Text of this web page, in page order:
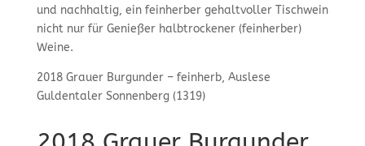
und nachhaltig, ein feinherber gehaltvoller Tischwein
nicht nur für Genießer halbtrockener (feinherber)
Weine.
2018 Grauer Burgunder – feinherb, Auslese
Guldentaler Sonnenberg (1319)